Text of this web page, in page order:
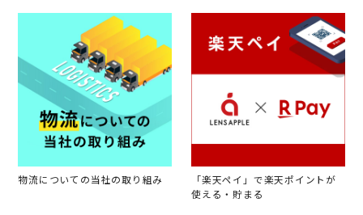
物流についての当社の取り組み
「楽天ペイ」で楽天ポイントが
使える・貯まる